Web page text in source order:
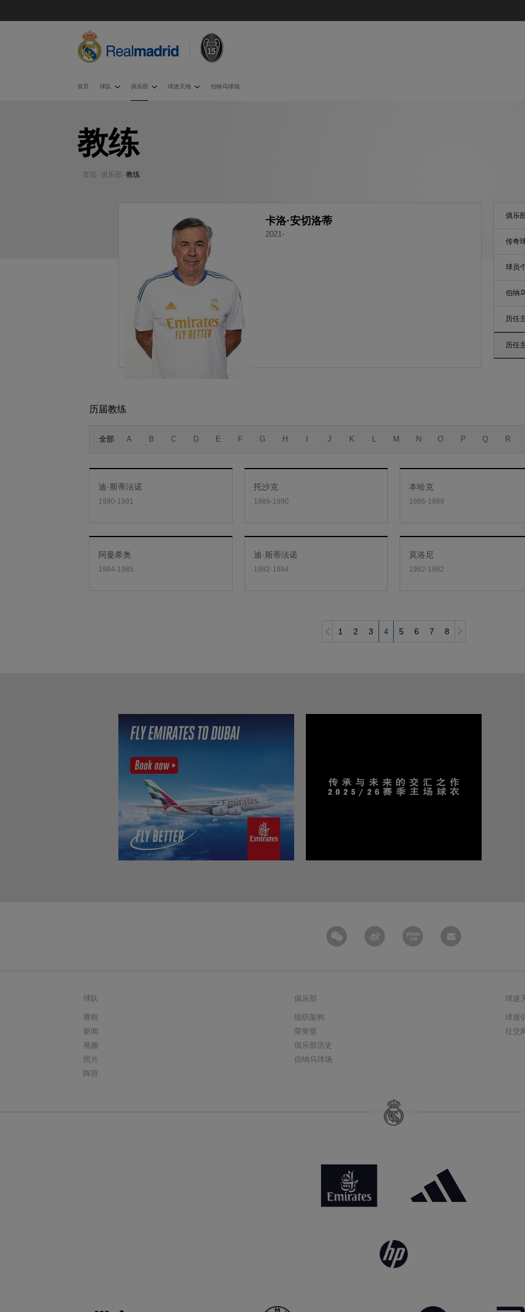
首页 球队 俱乐部 球迷天地 伯纳乌球场
教练
首页 · 俱乐部· 教练
卡洛·安切洛蒂
2021-
俱乐
传奇
球员
伯纳
历任
历任
历届教练
全部 A B C D E F G H J K L M N O P Q R
迪·斯蒂法诺
1990-1991
托沙克
1989-1990
本哈克
1986-1989
阿曼希奥
1984-1985
迪·斯蒂法诺
1982-1984
莫洛尼
1982-1982
1 2 3 4 5 6 7 8
球队
赛程
新闻
视频
照片
阵容
俱乐部
组织架构
荣誉堂
俱乐部历史
伯纳乌球场
球迷
球迷
社交